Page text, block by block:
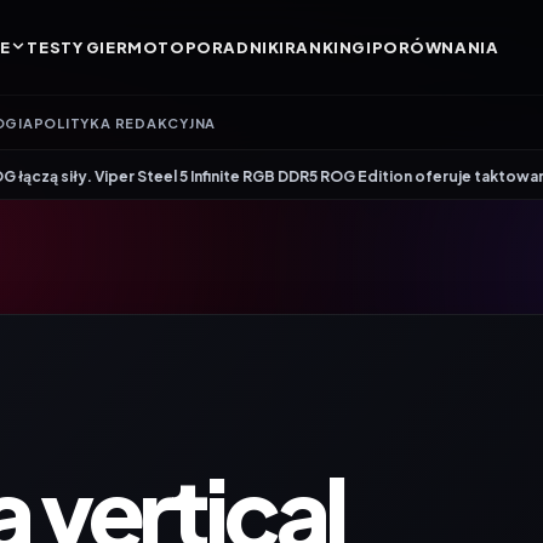
TESTY GIERMOTOPORADNIKIRANKINGIPORÓWNANIA
POLITYKA REDAKCYJNA
5 Infinite RGB DDR5 ROG Edition oferuje taktowanie do 8600 MT/s•